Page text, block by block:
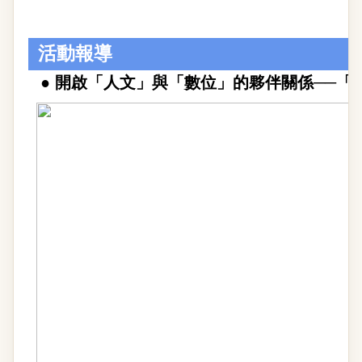
活動報導
● 開啟「人文」與「數位」的夥伴關係──「